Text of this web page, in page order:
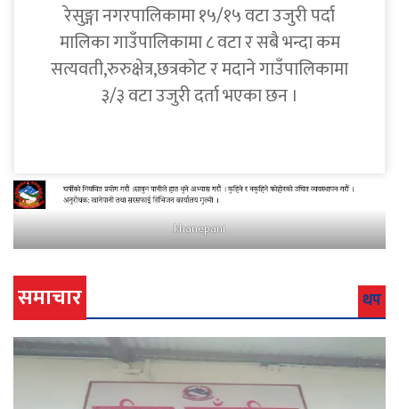
रेसुङ्गा नगरपालिकामा १५/१५ वटा उजुरी पर्दा
मालिका गाउँपालिकामा ८ वटा र सबै भन्दा कम
सत्यवती,रुरुक्षेत्र,छत्रकोट र मदाने गाउँपालिकामा
३/३ वटा उजुरी दर्ता भएका छन ।
khanepani
समाचार थप